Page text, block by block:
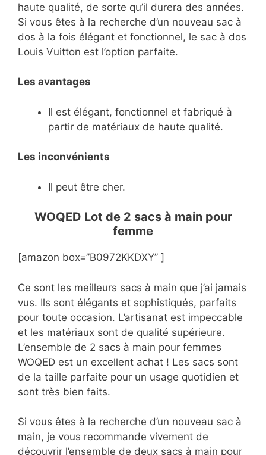
haute qualité, de sorte qu’il durera des années.
Si vous êtes à la recherche d’un nouveau sac à
dos à la fois élégant et fonctionnel, le sac à dos
Louis Vuitton est l’option parfaite.
Les avantages
Il est élégant, fonctionnel et fabriqué à
partir de matériaux de haute qualité.
Les inconvénients
Il peut être cher.
WOQED Lot de 2 sacs à main pour
femme
[amazon box=”B0972KKDXY” ]
Ce sont les meilleurs sacs à main que j’ai jamais
vus. Ils sont élégants et sophistiqués, parfaits
pour toute occasion. L’artisanat est impeccable
et les matériaux sont de qualité supérieure.
L’ensemble de 2 sacs à main pour femmes
WOQED est un excellent achat ! Les sacs sont
de la taille parfaite pour un usage quotidien et
sont très bien faits.
Si vous êtes à la recherche d’un nouveau sac à
main, je vous recommande vivement de
découvrir l’ensemble de deux sacs à main pour